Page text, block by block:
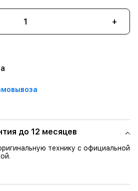
+
до 12 месяцев
технику с официальной